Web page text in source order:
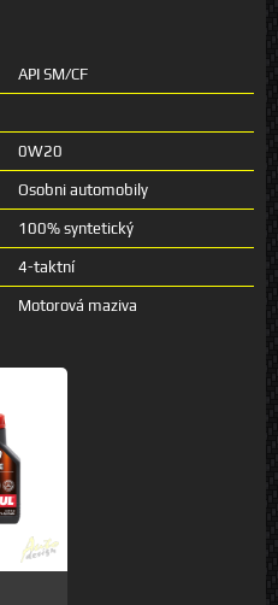
API SM/CF
0W20
Osobni automobily
100% syntetický
4-taktní
Motorová maziva